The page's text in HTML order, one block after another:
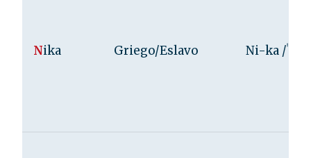
Nika Griego/Eslavo Ni-ka /